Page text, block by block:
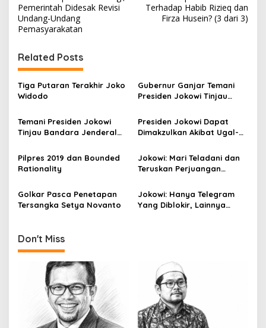
o
s
n
a
v
g
a
t
i
o
n
Pemerintah Didesak Revisi
Undang-Undang
Pemasyarakatan
Terhadap Habib Rizieq dan
Firza Husein? (3 dari 3)
Related Posts
Tiga Putaran Terakhir Joko
Widodo
Gubernur Ganjar Temani
Presiden Jokowi Tinjau
Klaten
Temani Presiden Jokowi
Tinjau Bandara Jenderal
Ganjar: The Dream Comes
True!
Presiden Jokowi Dapat
Dimakzulkan Akibat Ugal-
Mereview UU Cipta Kerja
Pilpres 2019 dan Bounded
Rationality
Jokowi: Mari Teladani dan
Teruskan Perjuangan
Golkar Pasca Penetapan
Tersangka Setya Novanto
Jokowi: Hanya Telegram
Yang Diblokir, Lainnya
Don't Miss